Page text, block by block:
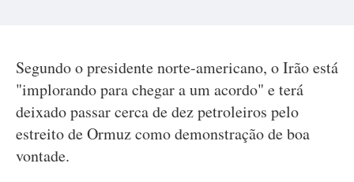
Segundo o presidente norte-americano, o Irão está
"implorando para chegar a um acordo" e terá
deixado passar cerca de dez petroleiros pelo
estreito de Ormuz como demonstração de boa
vontade.